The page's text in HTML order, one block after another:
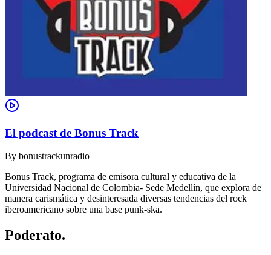
El podcast de Bonus Track
By bonustrackunradio
Bonus Track, programa de emisora cultural y educativa de la
Universidad Nacional de Colombia- Sede Medellín, que explora de
manera carismática y desinteresada diversas tendencias del rock
iberoamericano sobre una base punk-ska.
Poderato.